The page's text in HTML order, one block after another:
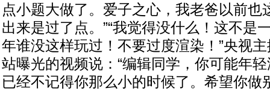
点小题大做了。爱子之心，我老爸以前也
出来是过了点。”“我觉得没什么！这不是
年谁没这样玩过！不要过度渲染！”央视
站曝光的视频说：“编辑同学，你可能年
已经不记得你那么小的时候了。希望你做